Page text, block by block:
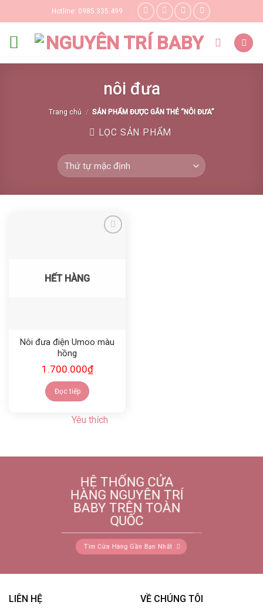
to
content
Hotline: 0985.335.499
nôi đưa
Trang chủ / SẢN PHẨM ĐƯỢC GẮN THẺ “NÔI ĐƯA”
LỌC SẢN PHẨM
HẾT HÀNG
Nôi đưa điện Umoo màu
hồng
1.700.000₫
Đọc tiếp
Yêu thích
HỆ THỐNG CỬA
HÀNG NGUYÊN TRÍ
BABY TRÊN TOÀN
QUỐC
Tìm Cửa Hàng Gần Bạn Nhất
LIÊN HỆ
VỀ CHÚNG TÔI